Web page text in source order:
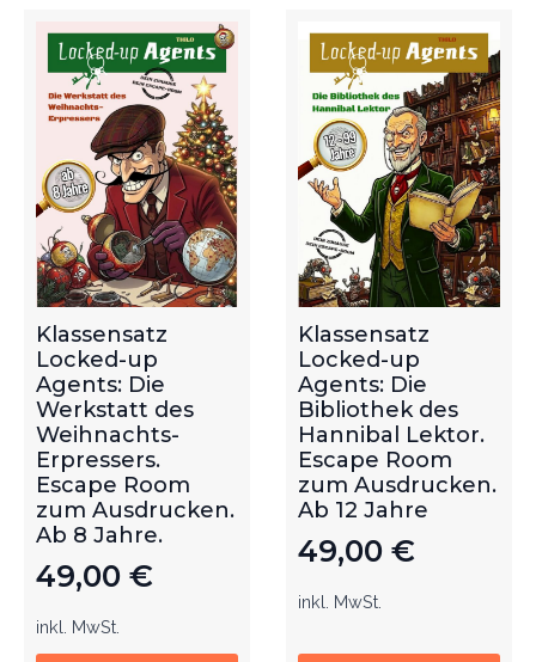
Klassensatz
Locked-up
Agents: Die
Werkstatt des
Weihnachts-
Erpressers.
Escape Room
zum Ausdrucken.
Ab 8 Jahre.
49,00 €
inkl. MwSt.
Klassensatz
Locked-up
Agents: Die
Bibliothek des
Hannibal Lektor.
Escape Room
zum Ausdrucken.
Ab 12 Jahre
49,00 €
inkl. MwSt.